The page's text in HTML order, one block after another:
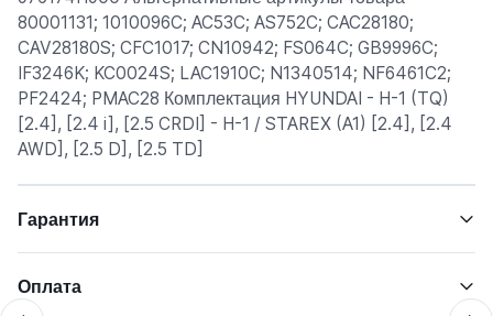
80001131; 1010096C; AC53C; AS752C; CAC28180;
CAV28180S; CFC1017; CN10942; FS064C; GB9996C;
IF3246K; KC0024S; LAC1910C; N1340514; NF6461C2;
PF2424; PMAC28 Комплектация HYUNDAI - H-1 (TQ)
[2.4], [2.4 i], [2.5 CRDI] - H-1 / STAREX (A1) [2.4], [2.4
AWD], [2.5 D], [2.5 TD]
Гарантия
Оплата